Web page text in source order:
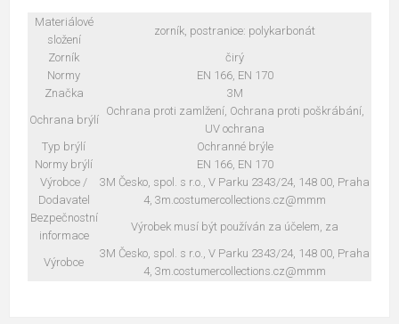
Materiálové
složení
zorník, postranice: polykarbonát
Zorník
čirý
Normy
EN 166, EN 170
Značka
3M
Ochrana brýlí
Ochrana proti zamlžení, Ochrana proti poškrábání,
UV ochrana
Typ brýlí
Ochranné brýle
Normy brýlí
EN 166, EN 170
Výrobce /
Dodavatel
3M Česko, spol. s r.o., V Parku 2343/24, 148 00, Praha
4, 3m.costumercollections.cz@mmm
Bezpečnostní
informace
Výrobek musí být používán za účelem, za
Výrobce
3M Česko, spol. s r.o., V Parku 2343/24, 148 00, Praha
4, 3m.costumercollections.cz@mmm